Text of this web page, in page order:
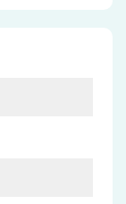
badkamer.
uit
en